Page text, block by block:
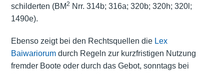
schilderten (BM2 Nrr. 314b; 316a; 320b; 320h; 320l;
1490e).
Ebenso zeigt bei den Rechtsquellen die Lex
Baiwariorumdurch Regeln zur kurzfristigen Nutzung
fremder Boote oder durch das Gebot, sonntags bei